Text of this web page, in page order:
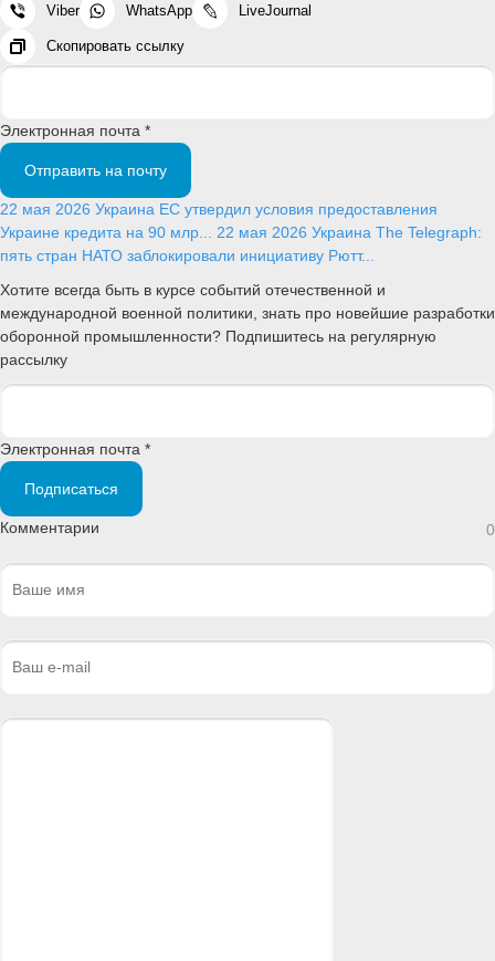
Viber WhatsApp LiveJournal
Скопировать ссылку
Электронная почта *
Отправить на почту
22 мая 2026 Украина ЕС утвердил условия предоставления
Украине кредита на 90 млр... 22 мая 2026 Украина The Telegraph:
пять стран НАТО заблокировали инициативу Рютт...
Хотите всегда быть в курсе событий отечественной и
международной военной политики, знать про новейшие разработки
оборонной промышленности? Подпишитесь на регулярную
рассылку
Электронная почта *
Подписаться
Комментарии 0